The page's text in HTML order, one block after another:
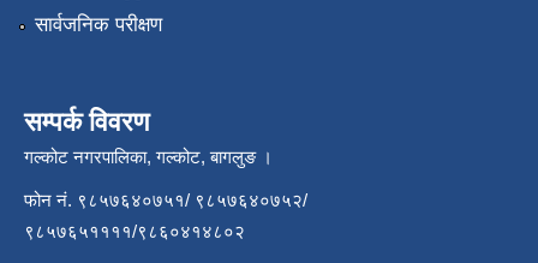
सार्वजनिक परीक्षण
सम्पर्क विवरण
गल्कोट नगरपालिका, गल्कोट, बागलुङ ।
फोन नं. ९८५७६४०७५१/ ९८५७६४०७५२/
९८५७६५११११/९८६०४१४८०२